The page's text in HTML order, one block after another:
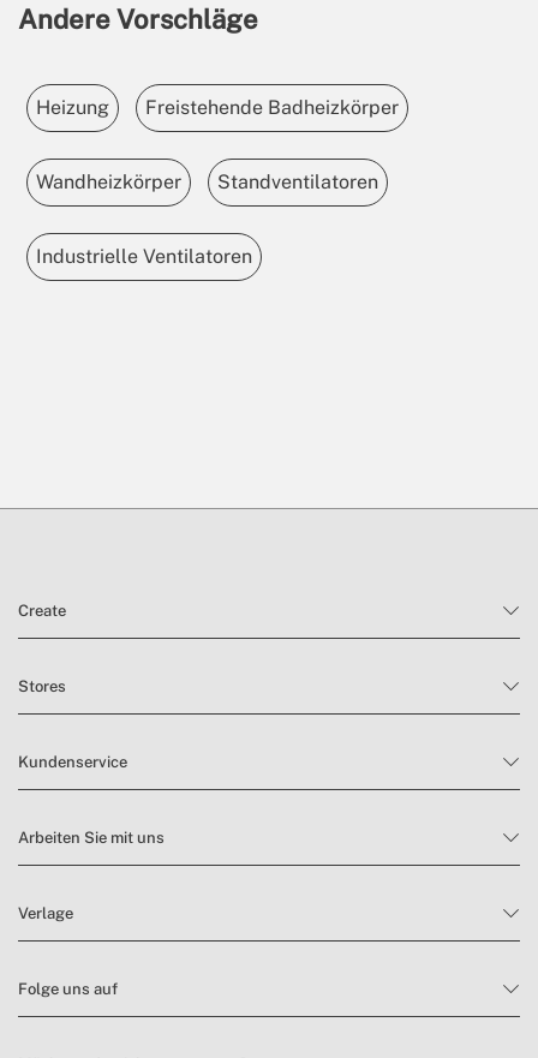
Andere Vorschläge
Heizung Freistehende Badheizkörper
Wandheizkörper Standventilatoren
Industrielle Ventilatoren
Create
Stores
Kundenservice
Arbeiten Sie mit uns
Verlage
Folge uns auf